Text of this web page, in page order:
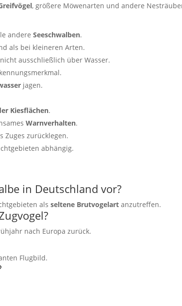
, größere Möwenarten und andere
andereSeeschwalben.
als bei kleineren Arten.
ausschließlich über Wasser.
jagen.
Kiesflächen.
Warnverhalten.
Zuges zurücklegen.
abhängig.
in Deutschland vor?
alsseltene Brutvogelart anzutreffen.
nach Europa zurück.
Flugbild.